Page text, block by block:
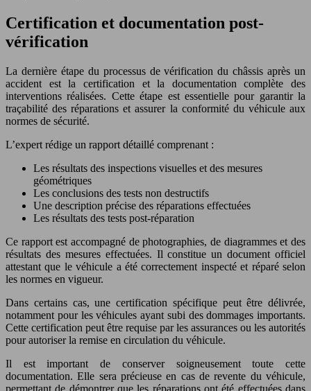
Certification et documentation post-
vérification
La dernière étape du processus de vérification du châssis après un
accident est la certification et la documentation complète des
interventions réalisées. Cette étape est essentielle pour garantir la
traçabilité des réparations et assurer la conformité du véhicule aux
normes de sécurité.
L’expert rédige un rapport détaillé comprenant :
Les résultats des inspections visuelles et des mesures
géométriques
Les conclusions des tests non destructifs
Une description précise des réparations effectuées
Les résultats des tests post-réparation
Ce rapport est accompagné de photographies, de diagrammes et des
résultats des mesures effectuées. Il constitue un document officiel
attestant que le véhicule a été correctement inspecté et réparé selon
les normes en vigueur.
Dans certains cas, une certification spécifique peut être délivrée,
notamment pour les véhicules ayant subi des dommages importants.
Cette certification peut être requise par les assurances ou les autorités
pour autoriser la remise en circulation du véhicule.
Il est important de conserver soigneusement toute cette
documentation. Elle sera précieuse en cas de revente du véhicule,
permettant de démontrer que les réparations ont été effectuées dans